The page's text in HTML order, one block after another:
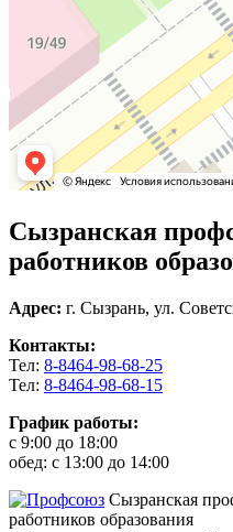
Сызранская
работников
Адрес: г. Сызрань, ул.
Контакты:
Тел: 8-8464-98-68-25
Тел: 8-8464-98-68-15
График работы:
с 9:00 до 18:00
обед: с 13:00 до 14:00
Сызранская
работников образования